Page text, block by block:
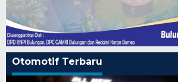
Otomotif Terbaru